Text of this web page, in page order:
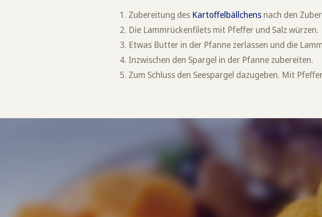
Zubereitung des Kartoffelbällchens nach den
Die Lammrückenfilets mit Pfeffer und Salz würzen.
Etwas Butter in der Pfanne zerlassen und die
Inzwischen den Spargel in der Pfanne zubereiten.
Zum Schluss den Seespargel dazugeben. Mit